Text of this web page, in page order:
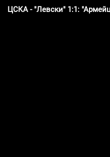
ЦСКА - "Левски" 1:1: